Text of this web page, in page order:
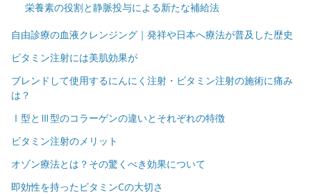
栄養素の役割と静脈投与による新たな補給法
自由診療の血液クレンジング｜発祥や日本へ療法が普及した歴史
ビタミン注射には美肌効果が
ブレンドして使用するにんにく注射・ビタミン注射の施術に痛み
は？
Ⅰ型とⅢ型のコラーゲンの違いとそれぞれの特徴
ビタミン注射のメリット
オゾン療法とは？その驚くべき効果について
即効性を持ったビタミンCの大切さ